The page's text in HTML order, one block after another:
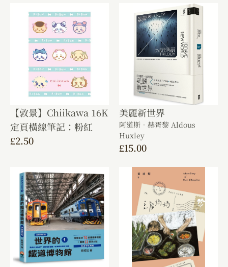
【敦景】Chiikawa 16K
定頁橫線筆記：粉紅
£2.50
美麗新世界
阿道斯．赫胥黎 Aldous
Huxley
£15.00